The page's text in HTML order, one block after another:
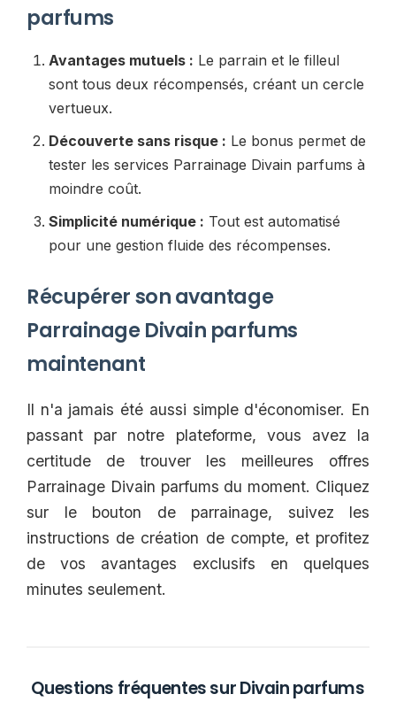
parfums
Avantages mutuels : Le parrain et le filleul
sont tous deux récompensés, créant un cercle
vertueux.
Découverte sans risque : Le bonus permet de
tester les services Parrainage Divain parfums à
moindre coût.
Simplicité numérique : Tout est automatisé
pour une gestion fluide des récompenses.
Récupérer son avantage
Parrainage Divain parfums
maintenant
Il n'a jamais été aussi simple d'économiser. En
passant par notre plateforme, vous avez la
certitude de trouver les meilleures offres
Parrainage Divain parfums du moment. Cliquez
sur le bouton de parrainage, suivez les
instructions de création de compte, et profitez
de vos avantages exclusifs en quelques
minutes seulement.
Questions fréquentes sur Divain parfums